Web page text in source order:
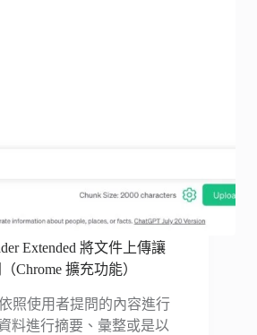
Extended 將文件上傳讓
Chrome 擴充功能）
照使用者提問的內容進行
料進行摘要、彙整或是以